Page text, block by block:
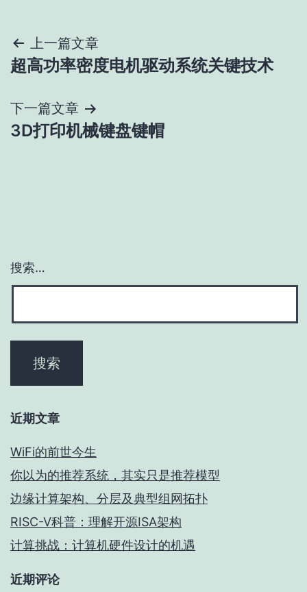
文
章
导
航
上一篇文章
超高功率密度电机驱动系统关键技术
下一篇文章
3D打印机械键盘键帽
搜索…
近期文章
WiFi的前世今生
你以为的推荐系统，其实只是推荐模型
边缘计算架构、分层及典型组网拓扑
RISC-V科普：理解开源ISA架构
计算挑战：计算机硬件设计的机遇
近期评论